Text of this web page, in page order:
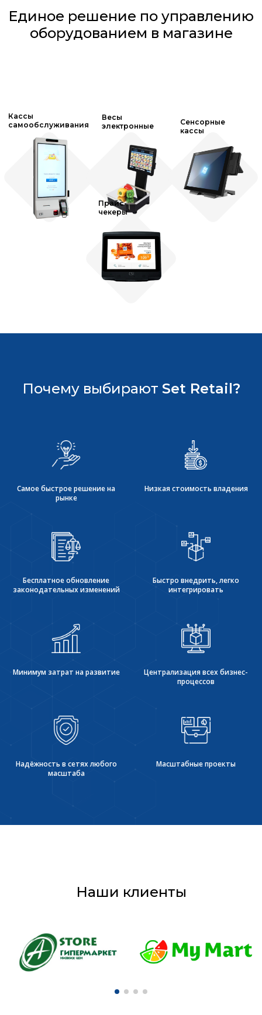
Единое решение по управлению
оборудованием в магазине
Кассы
самообслуживания
Весы
электронные
Сенсорные
кассы
Прайс-
чекеры
Почему выбирают Set Retail?
Самое быстрое решение на
рынке
Низкая стоимость владения
Бесплатное обновление
законодательных изменений
Быстро внедрить, легко
интегрировать
Минимум затрат на развитие
Централизация всех бизнес-
процессов
Надёжность в сетях любого
масштаба
Масштабные проекты
Наши клиенты